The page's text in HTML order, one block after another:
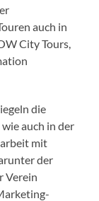
auch in
City Tours,
die
auch in der
mit
der
Verein